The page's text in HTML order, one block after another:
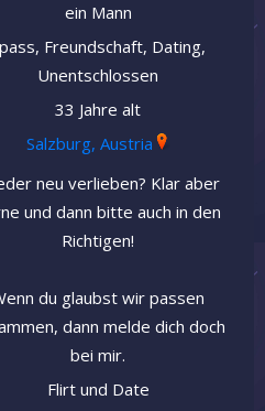
ein Mann
Freundschaft, Dating,
Unentschlossen
33 Jahre alt
Salzburg, Austria
neu verlieben? Klar aber
und dann bitte auch in den
Richtigen!
du glaubst wir passen
dann melde dich doch
bei mir.
Flirt und Date